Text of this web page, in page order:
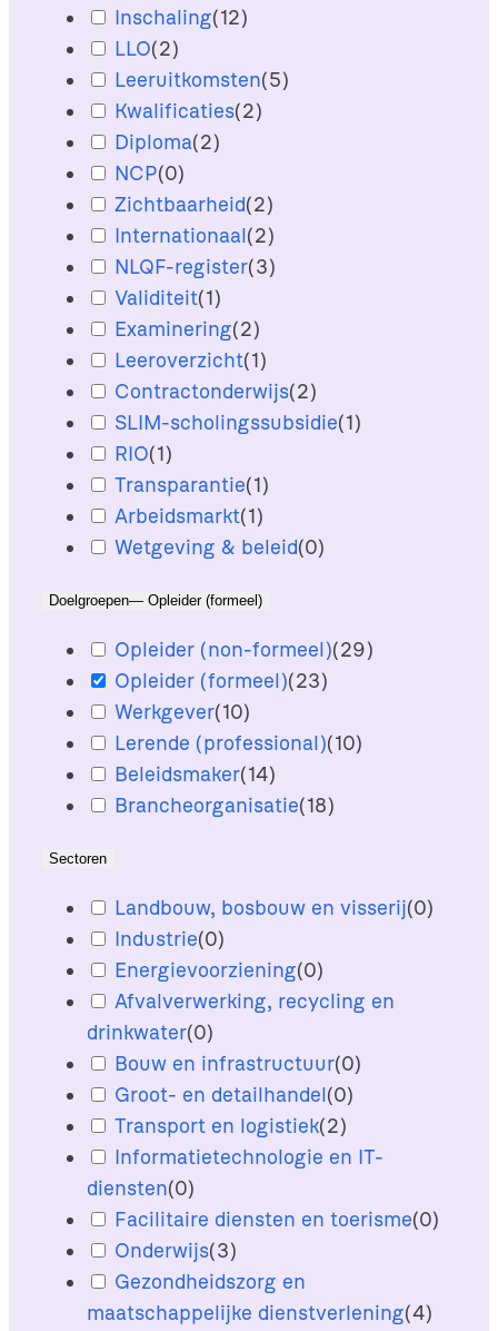
Inschaling(12)
LLO(2)
Leeruitkomsten(5)
Kwalificaties(2)
Diploma(2)
NCP(0)
Zichtbaarheid(2)
Internationaal(2)
NLQF-register(3)
Validiteit(1)
Examinering(2)
Leeroverzicht(1)
Contractonderwijs(2)
SLIM-scholingssubsidie(1)
RIO(1)
Transparantie(1)
Arbeidsmarkt(1)
Wetgeving & beleid(0)
Doelgroepen— Opleider (formeel)
Opleider (non-formeel)(29)
Opleider (formeel)(23)
Werkgever(10)
Lerende (professional)(10)
Beleidsmaker(14)
Brancheorganisatie(18)
Sectoren
Landbouw, bosbouw en visserij(0)
Industrie(0)
Energievoorziening(0)
Afvalverwerking, recycling en
drinkwater(0)
Bouw en infrastructuur(0)
Groot- en detailhandel(0)
Transport en logistiek(2)
Informatietechnologie en IT-
diensten(0)
Facilitaire diensten en toerisme(0)
Onderwijs(3)
Gezondheidszorg en
maatschappelijke dienstverlening(4)